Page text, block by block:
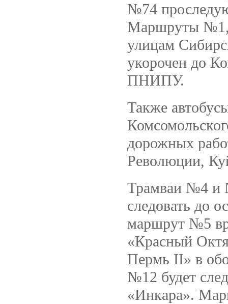
№74
Маршруты №1,
улицам
укорочен до
ПНИПУ.
Также
дорожных
Революции,
Трамваи №4 и
следовать до
маршрут №5
«Красный
Пермь II» в
№12 будет
«Инкара».